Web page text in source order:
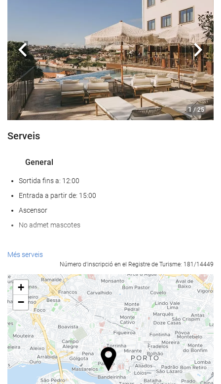
1 / 25
Anterior
Serveis
General
Sortida fins a: 12:00
Entrada a partir de: 15:00
Ascensor
No admet mascotes
Benestar
Hammam o bany turc
Sauna
Gimnàs
Menjar i beguda
Restaurant a la carta
Més serveis
Número d'inscripció en el Registre de Turisme: 181/14449
+
−